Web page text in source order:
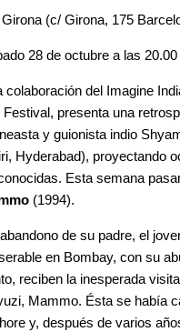
(c/ Girona, 175
28 de octubre a las 20.00
colaboración del Imagine
Festival, presenta una
y guionista indio
Hyderabad), proyectando
Esta semana
(1994).
de su padre, el
en Bombay, con su
reciben la inesperada
Mammo. Ésta se había
y, después de varios